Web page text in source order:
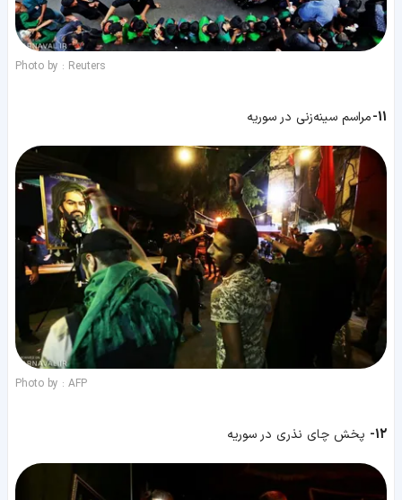
Photo by : Reuters
11- مراسم سینه‌زنی در سوریه
Photo by : AFP
12- پخش چای نذری در سوریه